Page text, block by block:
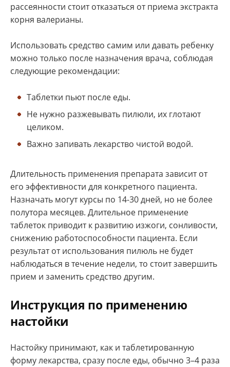
рассеянности стоит отказаться от приема экстракта
корня валерианы.
Использовать средство самим или давать ребенку
можно только после назначения врача, соблюдая
следующие рекомендации:
Таблетки пьют после еды.
Не нужно разжевывать пилюли, их глотают
целиком.
Важно запивать лекарство чистой водой.
Длительность применения препарата зависит от
его эффективности для конкретного пациента.
Назначать могут курсы по 14-30 дней, но не более
полутора месяцев. Длительное применение
таблеток приводит к развитию изжоги, сонливости,
снижению работоспособности пациента. Если
результат от использования пилюль не будет
наблюдаться в течение недели, то стоит завершить
прием и заменить средство другим.
Инструкция по применению
настойки
Настойку принимают, как и таблетированную
форму лекарства, сразу после еды, обычно 3–4 раза